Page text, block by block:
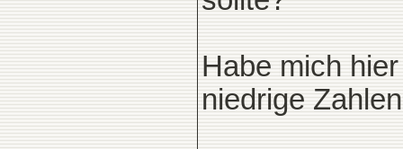
Habe mich
niedrige